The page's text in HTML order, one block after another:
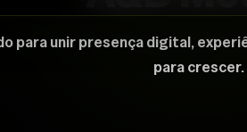
para unir presença digital,
para crescer.